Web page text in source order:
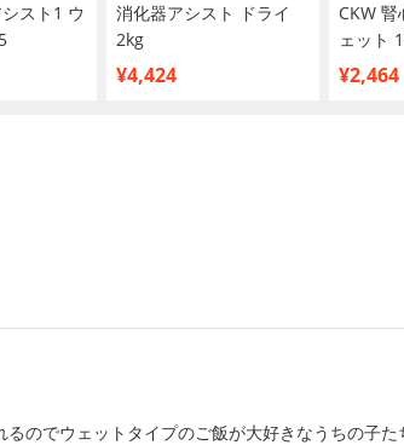
スト1 ウ
消化器アシスト ドライ
2kg
¥4,424
CKW
ェット
¥2,464
のでウェットタイプのご飯が大好きなうちの子